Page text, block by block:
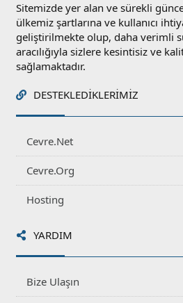
Sitemizde yer alan ve sürekli
ülkemiz şartlarına ve kullanıcı
geliştirilmekte olup, daha verimli
aracılığıyla sizlere kesintisiz ve
sağlamaktadır.
DESTEKLEDIKLERIMIZ
Cevre.Net
Cevre.Org
Hosting
YARDIM
Bize Ulaşın